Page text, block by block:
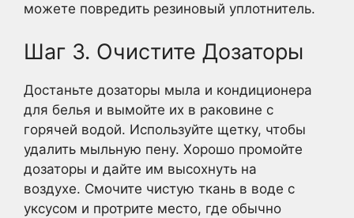
можете повредить резиновый уплотнитель.
Шаг 3. Очистите Дозаторы
Достаньте дозаторы мыла и кондиционера
для белья и вымойте их в раковине с
горячей водой. Используйте щетку, чтобы
удалить мыльную пену. Хорошо промойте
дозаторы и дайте им высохнуть на
воздухе. Смочите чистую ткань в воде с
уксусом и протрите место, где обычно